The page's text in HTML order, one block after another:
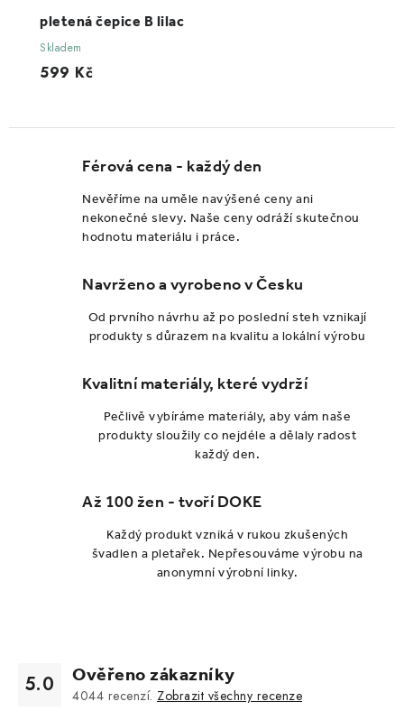
Férová cena - každý den
Nevěříme na uměle navýšené ceny ani
nekonečné slevy. Naše ceny odráží skutečnou
hodnotu materiálu i práce.
Navrženo a vyrobeno v Česku
Od prvního návrhu až po poslední steh vznikají
produkty s důrazem na kvalitu a lokální výrobu
Kvalitní materiály, které vydrží
Pečlivě vybíráme materiály, aby vám naše
produkty sloužily co nejdéle a dělaly radost
každý den.
Až 100 žen - tvoří DOKE
Každý produkt vzniká v rukou zkušených
švadlen a pletařek. Nepřesouváme výrobu na
anonymní výrobní linky.
pletená čepice B lilac
Skladem
599 Kč
5.0 Ověřeno zákazníky
4044 recenzí. Zobrazit všechny recenze